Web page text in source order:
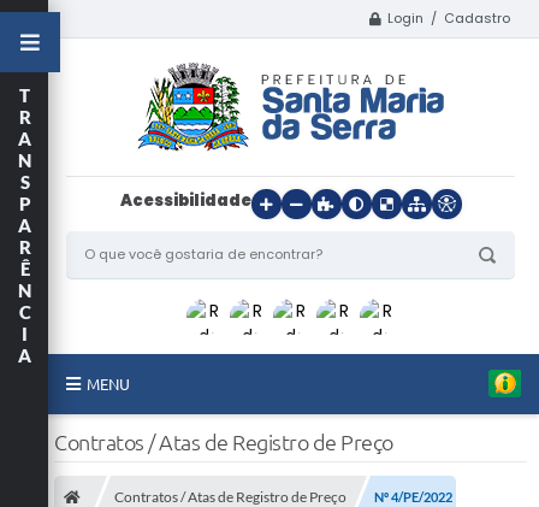
Login / Cadastro
Acessibilidade
MENU
Início
T
R
A
N
S
P
A
R
Ê
N
C
I
A
Contratos / Atas de Registro de Preço
Contratos / Atas de Registro de Preço Nº 4/PE/2022